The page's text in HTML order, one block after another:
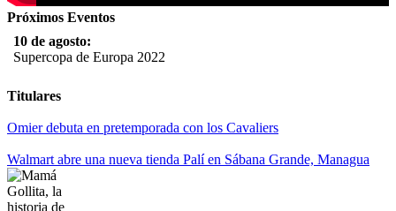
Próximos Eventos
10 de agosto:
Supercopa de Europa 2022
11 al 21 de agosto:
Empieza La Liga 2022-2023
Titulares
Omier debuta en pretemporada con los Cavaliers
Walmart abre una nueva tienda Palí en Sábana Grande, Managua